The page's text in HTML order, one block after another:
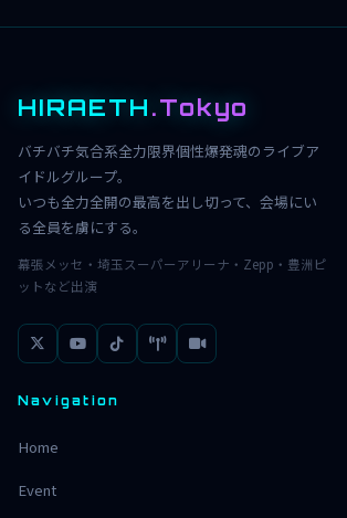
HIRAETH.Tokyo
バチバチ気合系全力限界個性爆発魂のライブア
イドルグループ。
いつも全力全開の最高を出し切って、会場にい
る全員を虜にする。
幕張メッセ・埼玉スーパーアリーナ・Zepp・豊洲ピ
ットなど出演
Navigation
Home
Event